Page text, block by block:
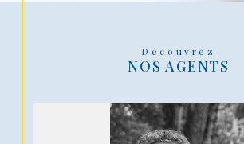
Découvrez
NOS AGENTS